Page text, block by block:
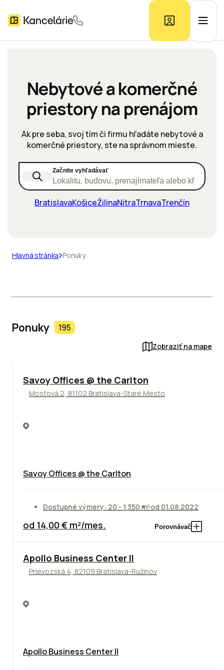
Prieskum trhu
Kontakt
Inzerát
Nebytové a komerčné
priestory na prenájom
Ak pre seba, svoj tím či firmu hľadáte nebytové a
komerčné priestory, ste na správnom mieste.
Začnite vyhľadávať
Lokalitu, budovu, prenajímateľa alebo kľúčové
BratislavaKošiceŽilinaNitraTrnavaTrenčín
Hlavná stránka Ponuky
Ponuky 195
Zobraziť na mape
TOP
Savoy Offices @ the Carlton
Mostová 2, 81102 Bratislava-Staré Mesto
Savoy Offices @ the Carlton
Dostupné výmery: 20 - 1 350 m²od 01.08.2022
od 14,00 € m²/mes. Porovnávač
TOP NOVINKA ODPORÚČAME
Apollo Business Center II
Prievozská 4, 82109 Bratislava-Ružinov
Apollo Business Center II